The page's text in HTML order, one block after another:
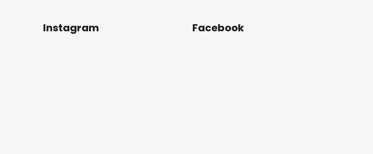
Instagram Facebook